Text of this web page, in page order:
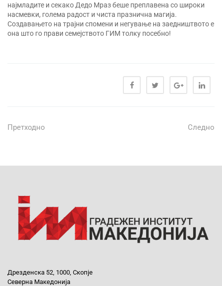
најмладите и секако Дедо Мраз беше преплавена со широки
насмевки, голема радост и чиста празнична магија.
Создавањето на трајни спомени и негување на заедништвото е
она што го прави семејството ГИМ толку посебно!
Претходно Следно
Дрезденска 52, 1000, Скопје
Северна Македонија